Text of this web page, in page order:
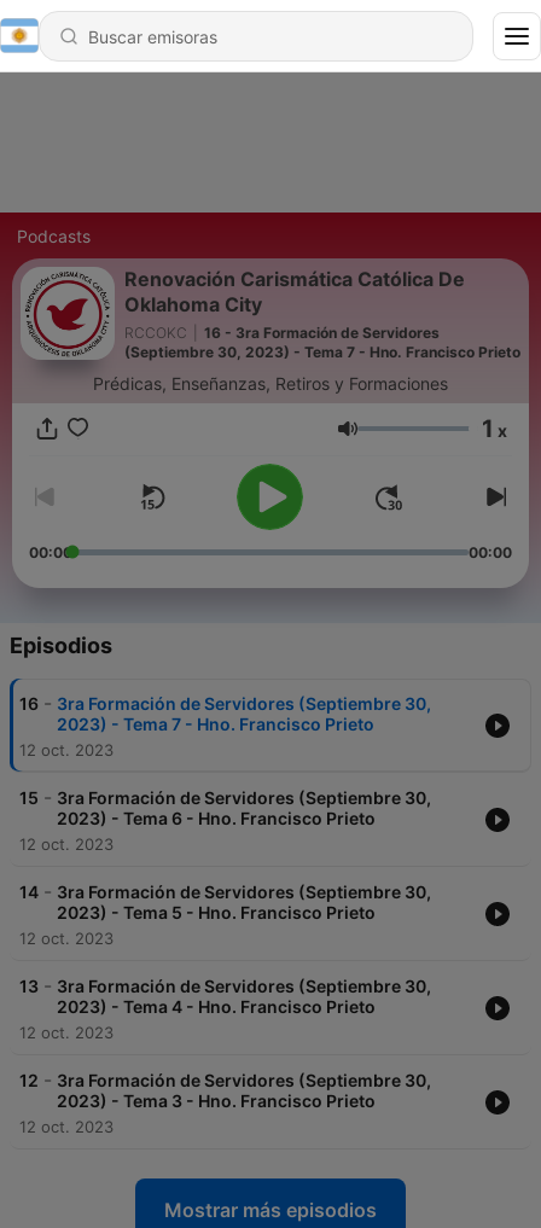
Podcasts
Renovación Carismática Católica De
Oklahoma City
RCCOKC
16 - 3ra Formación de Servidores
(Septiembre 30, 2023) - Tema 7 - Hno. Francisco Prieto
Prédicas, Enseñanzas, Retiros y Formaciones
Volumen 1 x
00:00 00:00
Episodios
16 - 3ra Formación de Servidores (Septiembre 30,
2023) - Tema 7 - Hno. Francisco Prieto
12 oct. 2023
15 - 3ra Formación de Servidores (Septiembre 30,
2023) - Tema 6 - Hno. Francisco Prieto
12 oct. 2023
14 - 3ra Formación de Servidores (Septiembre 30,
2023) - Tema 5 - Hno. Francisco Prieto
12 oct. 2023
13 - 3ra Formación de Servidores (Septiembre 30,
2023) - Tema 4 - Hno. Francisco Prieto
12 oct. 2023
12 - 3ra Formación de Servidores (Septiembre 30,
2023) - Tema 3 - Hno. Francisco Prieto
12 oct. 2023
Mostrar más episodios